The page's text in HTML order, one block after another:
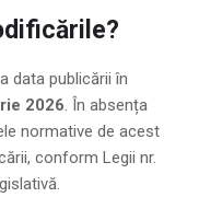
data publicării în
2026. În absența
normative de acest
conform Legii nr.